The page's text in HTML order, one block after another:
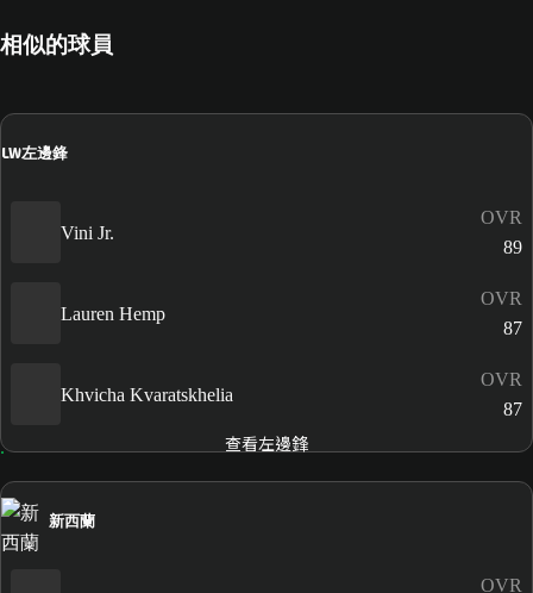
相似的球員
LW左邊鋒
Vini Jr.
OVR
89
Lauren Hemp
OVR
87
Khvicha Kvaratskhelia
OVR
87
查看左邊鋒
新西蘭
OVR